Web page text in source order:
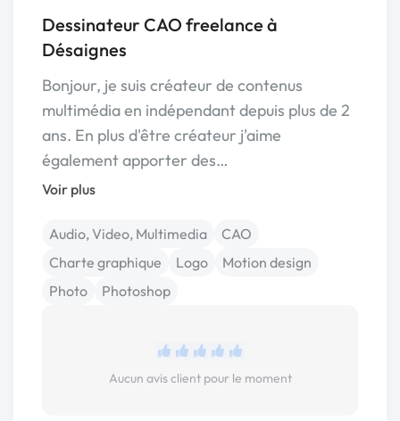
Dessinateur CAO freelance à
Désaignes
Bonjour, je suis créateur de contenus
multimédia en indépendant depuis plus de 2
ans. En plus d'être créateur j'aime
également apporter des…
Voir plus
Audio, Video, Multimedia
CAO
Charte graphique
Logo
Motion design
Photo
Photoshop
Aucun avis client pour le moment